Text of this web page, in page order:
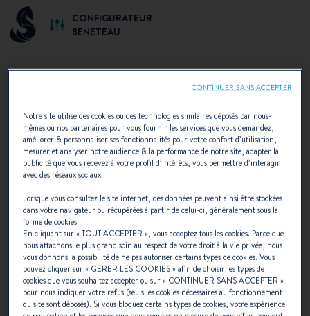
CONFIGURATEUR
BENETEAU
CHOIX D'UNE CONFIGURATION
Découvrez les configurations préconisées par
BENETEAU ou créez votre configuration
Notre site utilise des cookies ou des technologies similaires déposés par nous-
mêmes ou nos partenaires pour vous fournir les services que vous demandez,
améliorer & personnaliser ses fonctionnalités pour votre confort d’utilisation,
mesurer et analyser notre audience & la performance de notre site, adapter la
publicité que vous recevez à votre profil d’intérêts, vous permettre d’interagir
avec des réseaux sociaux.
Lorsque vous consultez le site internet, des données peuvent ainsi être stockées
dans votre navigateur ou récupérées à partir de celui-ci, généralement sous la
forme de cookies.
En cliquant sur «TOUT ACCEPTER », vous acceptez tous les cookies. Parce que
nous attachons le plus grand soin au respect de votre droit à la vie privée, nous
vous donnons la possibilité de ne pas autoriser certains types de cookies. Vous
pouvez cliquer sur « GERER LES COOKIES» afin de choisir les types de
cookies que vous souhaitez accepter ou sur « CONTINUER SANS ACCEPTER »
pour nous indiquer votre refus (seuls les cookies nécessaires au fonctionnement
du site sont déposés). Si vous bloquez certains types de cookies, votre expérience
CONTINUER SANS ACCEPTER